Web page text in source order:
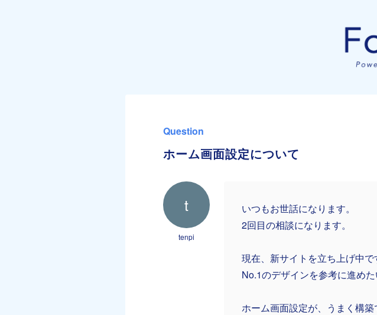
Question
ホーム画面設定について
t
tenpi
いつもお世話になります。
2回目の相談になります。
現在、新サイトを立ち上げ中で
No.1のデザインを参考に進めた
ホーム画面設定が、うまく構築